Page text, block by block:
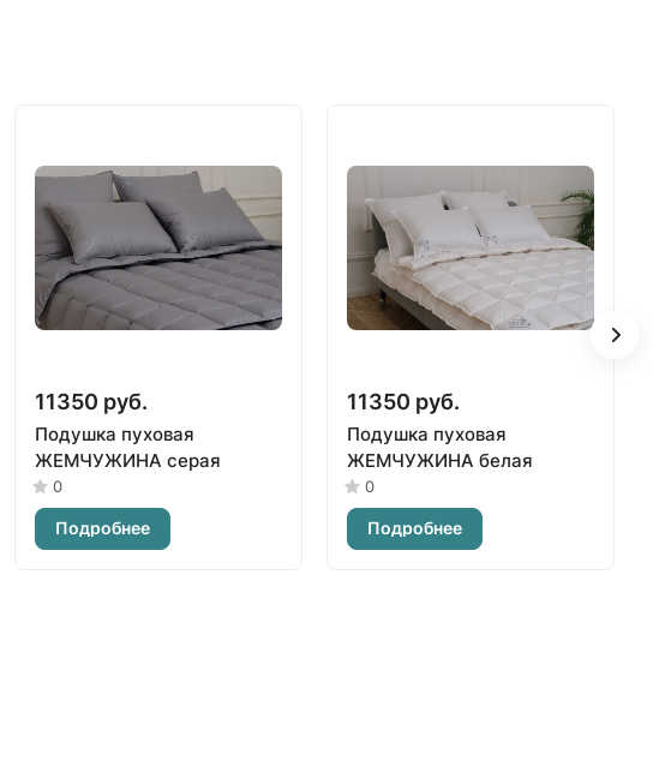
11350 руб.
Подушка пуховая
ЖЕМЧУЖИНА серая
0
Подробнее
11350 руб.
Подушка пуховая
ЖЕМЧУЖИНА белая
0
Подробнее